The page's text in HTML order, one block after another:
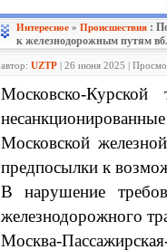
Интересное » Проиcшествия :
к железнодорожным путям
автор: UZTP | 26 июня 2025 |
Московско-
Московской
предпосылки к
В нарушение
железнодорожного
Москва-